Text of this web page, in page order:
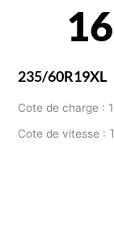
235/60R19XL
Cote de charge :
Cote de vitesse :